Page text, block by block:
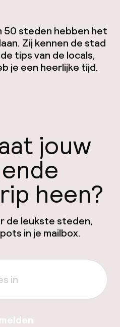
50 steden hebben het
Zij kennen de stad
tips van de locals,
je een heerlijke tijd.
jouw
heen?
de leukste steden,
in je mailbox.